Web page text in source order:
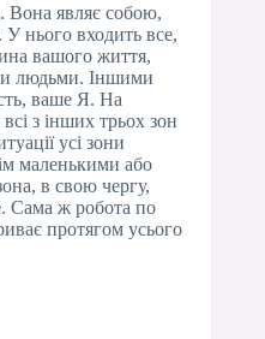
Вона являє собою,
У нього входить все,
вашого життя,
людьми. Іншими
ваше Я. На
з інших трьох зон
усі зони
маленькими або
в свою чергу,
Сама ж робота по
протягом усього